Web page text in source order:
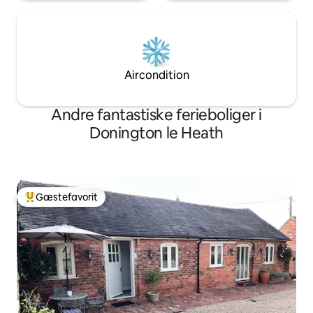
Aircondition
Andre fantastiske ferieboliger i
Donington le Heath
Bedste gæstefavorit
Gæstefavorit